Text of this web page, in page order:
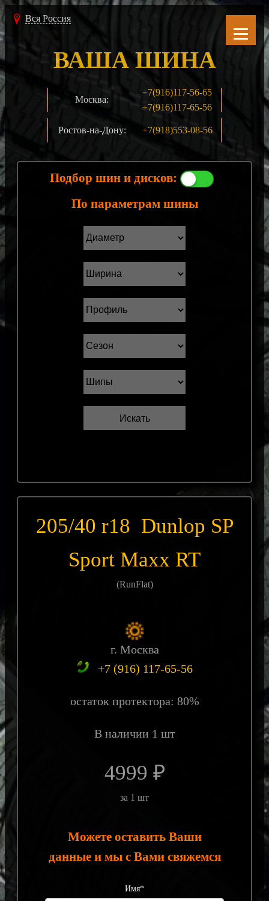
Вся Россия
Москва:
+7(916)117-56-65
+7(916)117-65-56
Ростов-на-Дону: +7(918)553-08-56
ВАША ШИНА
Подбор шин и дисков:
По параметрам шины
205/40 r18 Dunlop SP
Sport Maxx RT
(RunFlat)
г. Москва
+7 (916) 117-65-56
остаток протектора: 80%
В наличии 1 шт
4999 ₽
за 1 шт
Можете оставить Ваши
данные и мы с Вами свяжемся
Имя*